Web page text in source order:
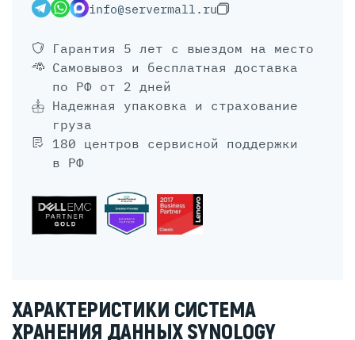
info@servermall.ru
Гарантия 5 лет с выездом на место
Самовывоз и бесплатная доставка
по РФ от 2 дней
Надежная упаковка и страхование
груза
180 центров сервисной поддержки
в РФ
ХАРАКТЕРИСТИКИ СИСТЕМА
ХРАНЕНИЯ ДАННЫХ SYNOLOGY